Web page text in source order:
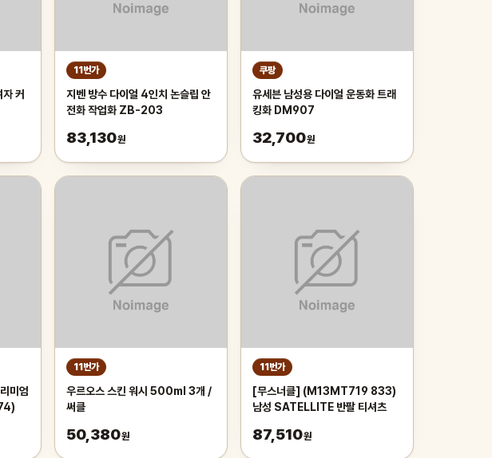
커
11번가
지벤 방수 다이얼 4인치 논슬립 안
전화 작업화 ZB-203
83,130원
쿠팡
유세븐 남성용 다이얼 운동화 트래
킹화 DM907
32,700원
미엄
11번가
우르오스 스킨 워시 500ml 3개 /
써클
50,380원
11번가
[무스너클] (M13MT719 833)
남성 SATELLITE 반팔 티셔츠
87,510원